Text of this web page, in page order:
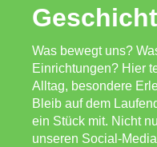
Was bewegt uns?
Einrichtungen? Hier
Alltag, besondere
Bleib auf dem
ein Stück mit. Nicht
unseren Social-